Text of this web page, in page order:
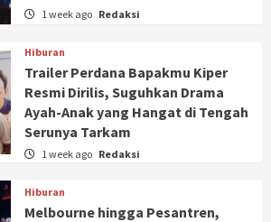
1 week ago Redaksi
Hiburan
Trailer Perdana Bapakmu Kiper
Resmi Dirilis, Suguhkan Drama
Ayah-Anak yang Hangat di Tengah
Serunya Tarkam
1 week ago Redaksi
Hiburan
Melbourne hingga Pesantren,